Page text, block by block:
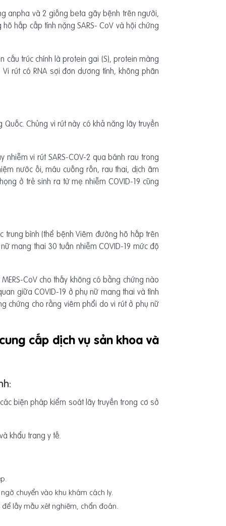
anpha và 2 giống beta gây bệnh trên người,
hấp cấp tính nặng SARS- CoV và hội chứng
cấu trúc chính là protein gai (S), protein màng
rút có RNA sợi đơn dương tính, không phân
Chủng vi rút này có khả năng lây truyền
vi rút SARS-COV-2 qua bánh rau trong
nước ối, máu cuống rốn, rau thai, dịch âm
ở trẻ sinh ra từ mẹ nhiễm COVID-19 cũng
trung bình (thể bệnh Viêm đường hô hấp trên
mang thai 30 tuần nhiễm COVID-19 mức độ
CoV cho thấy không có bằng chứng nào
giữa COVID-19 ở phụ nữ mang thai và tình
chứng cho rằng viêm phổi do vi rút ở phụ nữ
cấp dịch vụ sản khoa và
biện pháp kiểm soát lây truyền trong cơ sở
khẩu trang y tế.
chuyển vào khu khám cách ly.
lấy mẫu xét nghiệm, chẩn đoán.